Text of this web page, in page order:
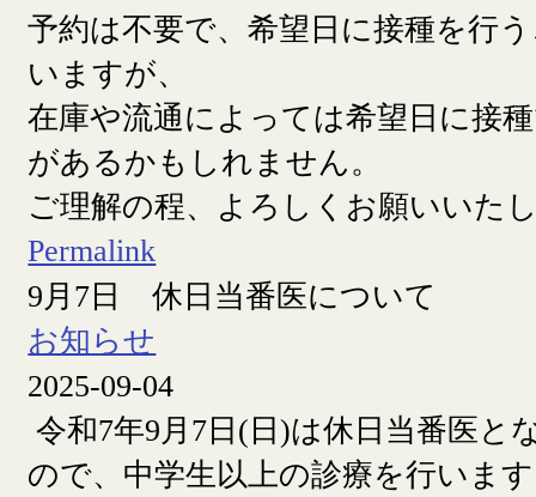
予約は不要で、希望日に接種を行
いますが、
在庫や流通によっては希望日に接
があるかもしれません。
ご理解の程、よろしくお願いいた
Permalink
9月7日 休日当番医について
お知らせ
2025-09-04
令和7年9月7日(日)は休日当番医と
ので、中学生以上の診療を行います